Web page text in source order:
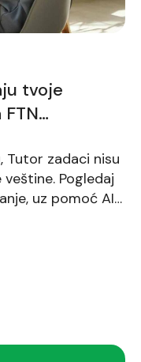
tvoje
Tutor zadaci nisu
Pogledaj
uz pomoć AI